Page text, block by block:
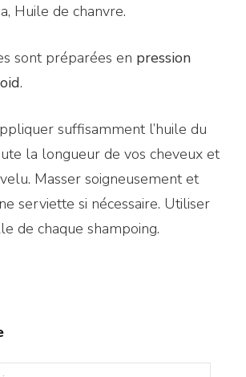
Huile de chanvre.
sont préparées en pression
.
suffisamment l’huile du
la longueur de vos cheveux et
Masser soigneusement et
serviette si nécessaire. Utiliser
de chaque shampoing.